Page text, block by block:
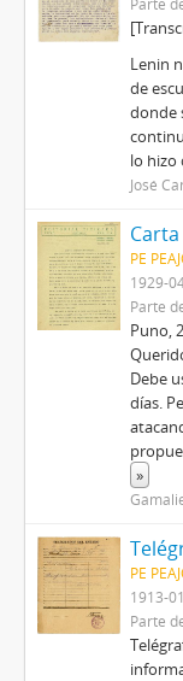
Lenin
de
donde
lo hizo
José
PE
1929-
Parte
Puno,
Debe
días.
»
PE
1913-
Parte